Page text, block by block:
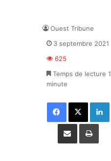
Ouest Tribune
3 septembre 2021
625
Temps de lecture 1
minute
Facebook X Linkedin
Partager par email Imprimer